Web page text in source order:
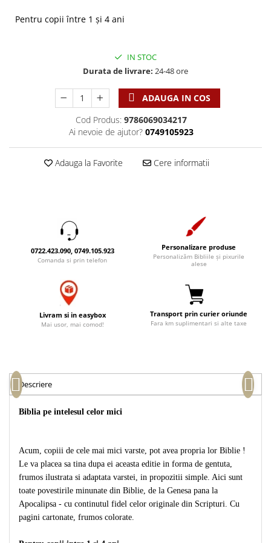
Rugaciune
Cresterea copiilor
Tineri
Viata de familie
Despre biserica
Predici/ Schite de predici
Instrumente teologice
Literatura
Biografii
Eseuri
Romane
Meditatii
Pedagogie
Poezii
Reviste
Sanatate
Jocuri
Limba Română
Pentru birou
Pix+Semn de carte
Produse din lemn
Accesorii birou
Tablouri din lemn
Pungi cadou cu versete
Semne de carte
Suport pentru pahar
Tablouri
Tablouri canvas
Termos
Sibiu
Suport pahar
Suport pahar
Magneti
Carti postale
Pentru copii între 1 şi 4 ani
IN STOC
Durata de livrare: 24-48 ore
ADAUGA IN COS
Cod Produs: 9786069034217
Ai nevoie de ajutor? 0749105923
Adauga la Favorite Cere informatii
0722.423.090, 0749.105.923
Comanda si prin telefon
Personalizare produse
Personalizăm Bibliile și pixurile
alese
Livram si in easybox
Mai usor, mai comod!
Transport prin curier oriunde
Fara km suplimentari si alte taxe
Descriere
Biblia pe intelesul celor mici
Acum, copiii de cele mai mici varste, pot avea propria lor Biblie !
Le va placea sa tina dupa ei aceasta editie in forma de gentuta,
frumos ilustrata si adaptata varstei, in propozitii simple. Aici sunt
toate povestirile minunate din Biblie, de la Genesa pana la
Apocalipsa - cu continutul fidel celor originale din Scripturi. Cu
pagini cartonate, frumos colorate.